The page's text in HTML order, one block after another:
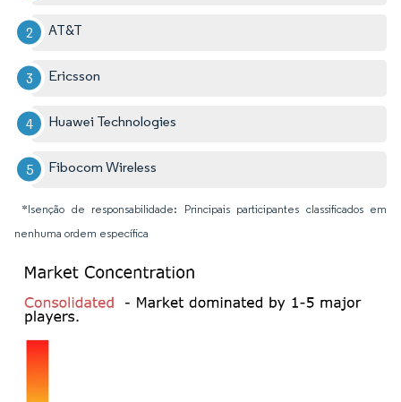
AT&T
Ericsson
Huawei Technologies
Fibocom Wireless
*Isenção de responsabilidade: Principais participantes classificados em
nenhuma ordem específica